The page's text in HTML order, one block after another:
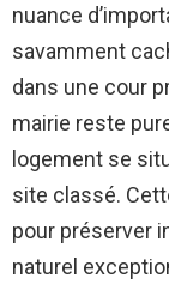
nuance
savamment
dans une cour
mairie reste
logement se
site classé.
pour préserver
naturel